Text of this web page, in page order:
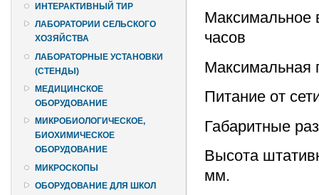
ИНТЕРАКТИВНЫЙ ТИР
ЛАБОРАТОРИИ СЕЛЬСКОГО
ХОЗЯЙСТВА
ЛАБОРАТОРНЫЕ УСТАНОВКИ
(СТЕНДЫ)
МЕДИЦИНСКОЕ
ОБОРУДОВАНИЕ
МИКРОБИОЛОГИЧЕСКОЕ,
БИОХИМИЧЕСКОЕ
ОБОРУДОВАНИЕ
МИКРОСКОПЫ
ОБОРУДОВАНИЕ ДЛЯ ШКОЛ
Максимальное
часов
Максимальная
Питание от
Габаритные
Высота
мм.